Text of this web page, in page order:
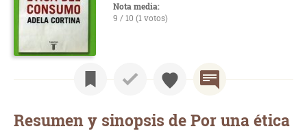
Nota media:
9 / 10 (1 votos)
Resumen y sinopsis de Por una ética